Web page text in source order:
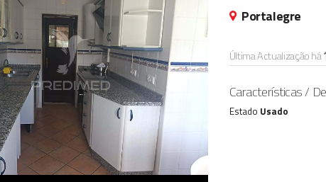
Portalegre
Última Actualização há
Características /
Estado Usado